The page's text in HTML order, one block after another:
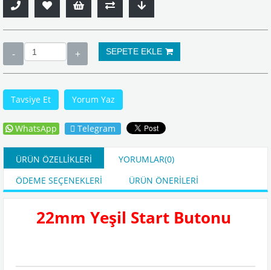
Tavsiye Et Yorum Yaz
WhatsApp Telegram
ÜRÜN ÖZELLIKLERI YORUMLAR(0)
ÖDEME SEÇENEKLERI
ÜRÜN ÖNERILERI
22mm Yeşil Start Butonu